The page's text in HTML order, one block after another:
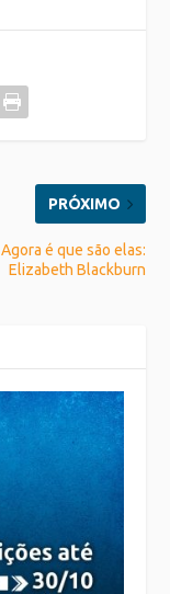
PRÓXIMO
Agora é que são elas:
Elizabeth Blackburn